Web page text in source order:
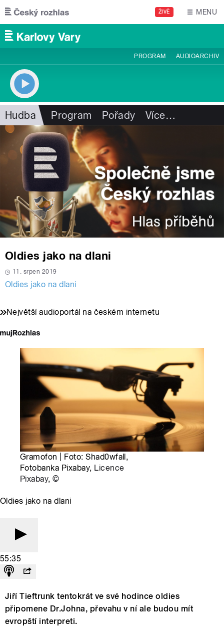
Přejít k hlavnímu obsahu
ŽIVĚ MENU
PROGRAM AUDIOARCHIV
Hudba Program Pořady Více…
Oldies jako na dlani
11. srpen 2019
Oldies jako na dlani
Největší audioportál na českém internetu
Gramofon | Foto: Shad0wfall,
Fotobanka Pixabay, Licence
Pixabay,©
Oldies jako na dlani
55:35
Jiří Tieftrunk tentokrát ve své hodince oldies
připomene Dr.Johna, převahu v ní ale budou mít
evropští interpreti.